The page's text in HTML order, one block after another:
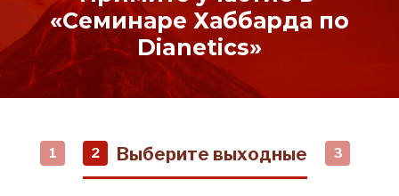
«Семинаре Хаббарда по
Dianetics»
1 2 Выберите выходные 3